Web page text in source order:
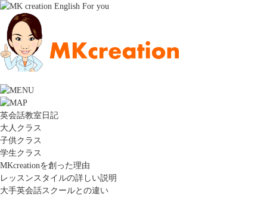
英会話教室日記
大人クラス
子供クラス
学生クラス
MKcreationを創った理由
レッスンスタイルの詳しい説明
大手英会話スクールとの違い